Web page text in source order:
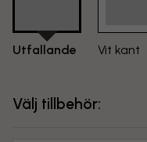
Utfallande Vit kant
Välj tillbehör: